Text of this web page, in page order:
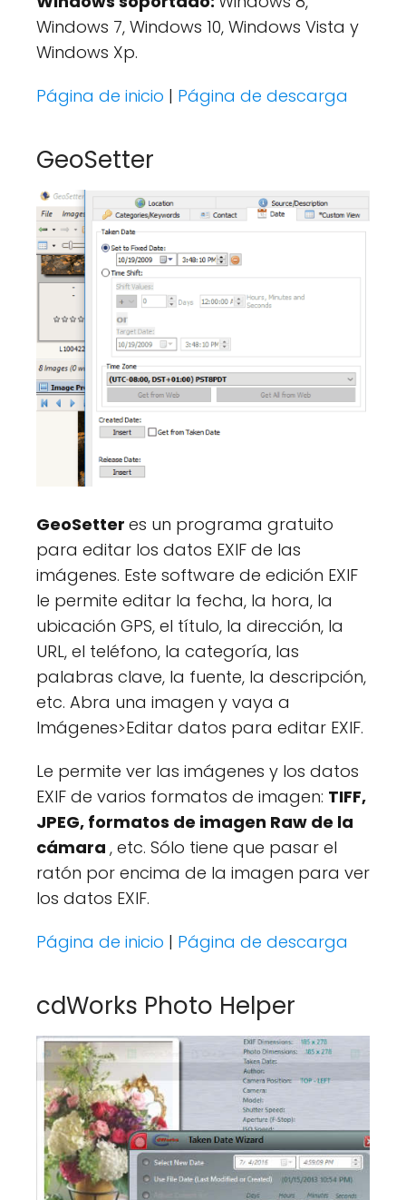
Windows 7, Windows 10, Windows Vista y
Windows Xp.
Página de inicio | Página de descarga
GeoSetter
GeoSetter es un programa gratuito
para editar los datos EXIF de las
imágenes. Este software de edición EXIF
le permite editar la fecha, la hora, la
ubicación GPS, el título, la dirección, la
URL, el teléfono, la categoría, las
palabras clave, la fuente, la descripción,
etc. Abra una imagen y vaya a
Imágenes>Editar datos para editar EXIF.
Le permite ver las imágenes y los datos
EXIF de varios formatos de imagen: TIFF,
JPEG, formatos de imagen Raw de la
cámara , etc. Sólo tiene que pasar el
ratón por encima de la imagen para ver
los datos EXIF.
Página de inicio | Página de descarga
cdWorks Photo Helper